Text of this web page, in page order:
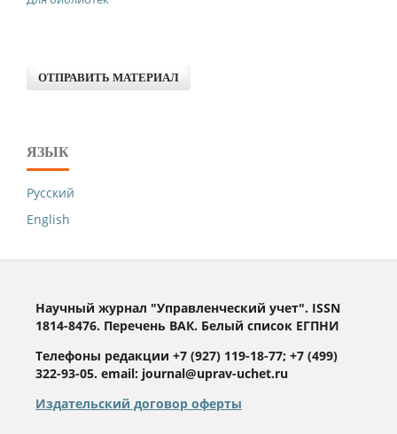
ОТПРАВИТЬ МАТЕРИАЛ
ЯЗЫК
Русский
English
Научный журнал "Управленческий учет". ISSN
1814-8476. Перечень ВАК. Белый список ЕГПНИ
Телефоны редакции +7 (927) 119-18-77; +7 (499)
322-93-05. email: journal@uprav-uchet.ru
Издательский договор оферты